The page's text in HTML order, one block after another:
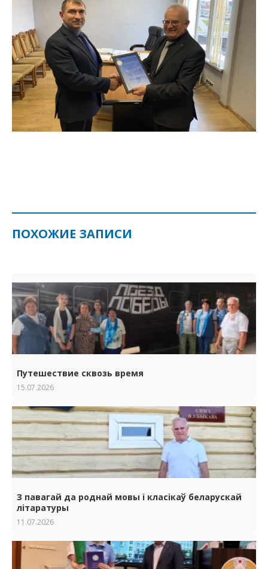
ПОХОЖИЕ ЗАПИСИ
Путешествие сквозь время
15.07.2026
З павагай да роднай мовы i класiкаў беларускай
лiтаратуры
11.07.2026